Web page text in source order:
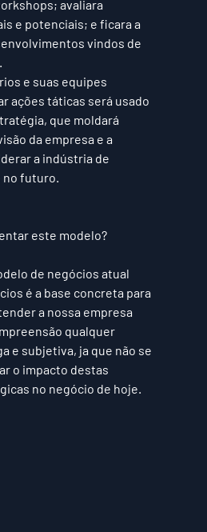
avaliara
e potenciais; e ficara a
vindos de
e suas equipes
ações táticas será usado
que moldará
da empresa e a
a indústria de
futuro.
este modelo?
de negócios atual
é a base concreta para
a nossa empresa
qualquer
e subjetiva, ja que não se
o impacto destas
no negócio de hoje.